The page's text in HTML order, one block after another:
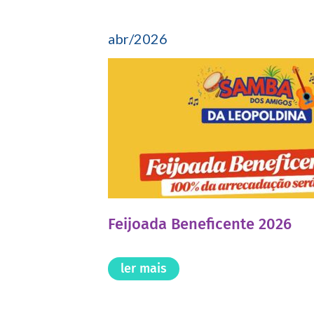
abr/2026
Feijoada Beneficente 2026
ler mais